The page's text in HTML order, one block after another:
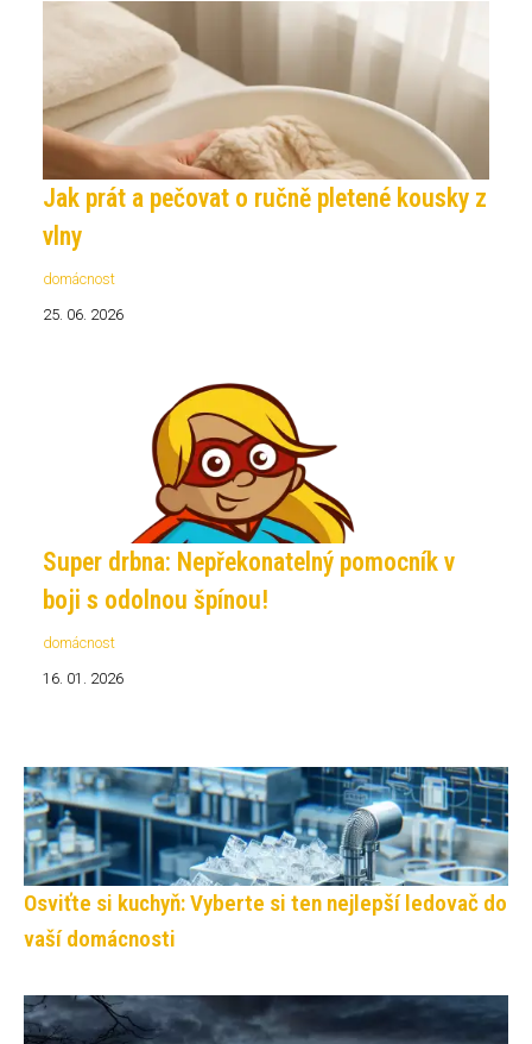
Jak prát a pečovat o ručně pletené kousky z
vlny
domácnost
25. 06. 2026
Super drbna: Nepřekonatelný pomocník v
boji s odolnou špínou!
domácnost
16. 01. 2026
Osviťte si kuchyň: Vyberte si ten nejlepší ledovač do
vaší domácnosti